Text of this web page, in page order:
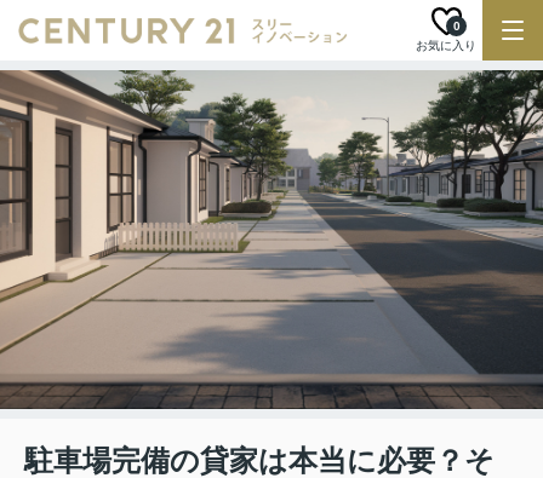
お気に入り
0
駐車場完備の貸家は本当に必要？そ